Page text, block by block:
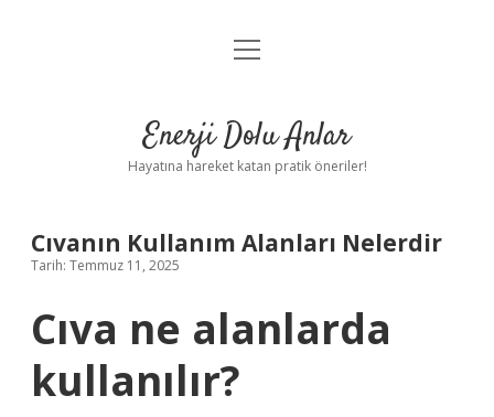
Anasayfa
Yasal Uyarı
menüyü
Enerji Dolu Anlar
Hayatına hareket katan pratik öneriler!
Cıvanın Kullanım Alanları Nelerdir
Tarih: Temmuz 11, 2025
Cıva ne alanlarda
kullanılır?